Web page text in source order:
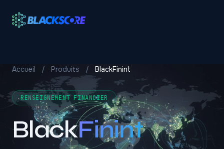
Accueil / Produits / BlackFinint
RENSEIGNEMENT FINANCIER
BlackFinint